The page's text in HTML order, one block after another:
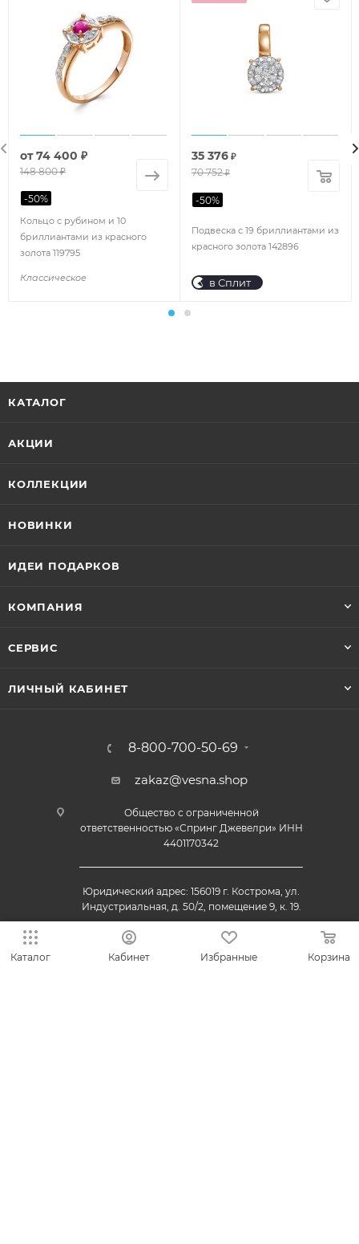
Кольцо с рубином и 10
бриллиантами из красного
золота 119795
Классическое
от74 400 ₽
148 800 ₽
-50%
Подвеска с 19 бриллиантами из
красного золота 142896
35 376 ₽
70 752₽
-50%
в Сплит
КАТАЛОГ
АКЦИИ
КОЛЛЕКЦИИ
НОВИНКИ
ИДЕИ ПОДАРКОВ
КОМПАНИЯ
СЕРВИС
ЛИЧНЫЙ КАБИНЕТ
8-800-700-50-69
zakaz@vesna.shop
Общество с ограниченной
ответственностью «Спринг Джевелри» ИНН
4401170342
Юридический адрес: 156019 г. Кострома, ул.
Индустриальная, д. 50/2, помещение 9, к. 19.
Каталог Кабинет Избранные Корзина